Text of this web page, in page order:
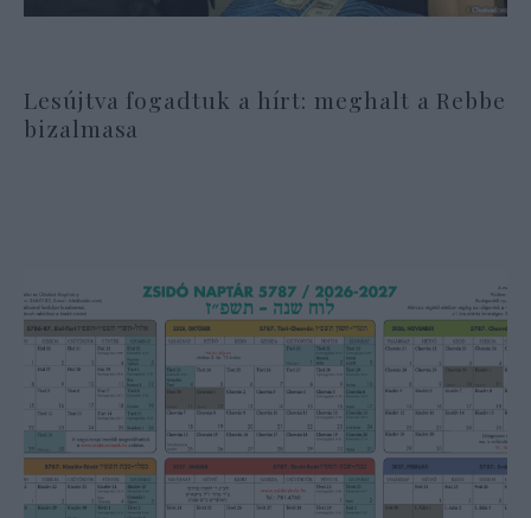
Lesújtva fogadtuk a hírt: meghalt a Rebbe
bizalmasa